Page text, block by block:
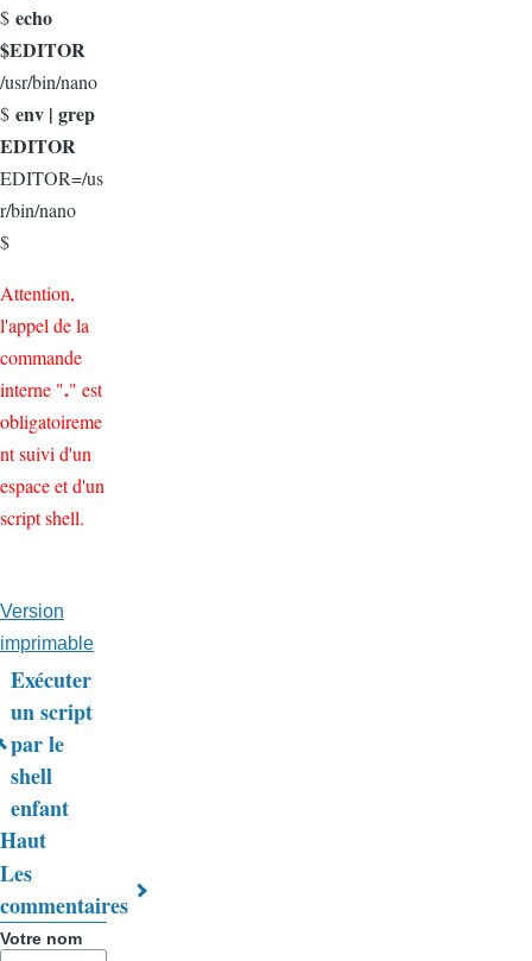
$ echo
$EDITOR
/usr/bin/nano
$ env | grep
EDITOR
EDITOR=/us
r/bin/nano
$
Attention,
l'appel de la
commande
interne "." est
obligatoireme
nt suivi d'un
espace et d'un
script shell.
Version
imprimable
Liens
transversaux
de
livre
pour
Trucs
Exécuter
un script
par le
shell
enfant
Haut
Les
commentaires
Votre nom